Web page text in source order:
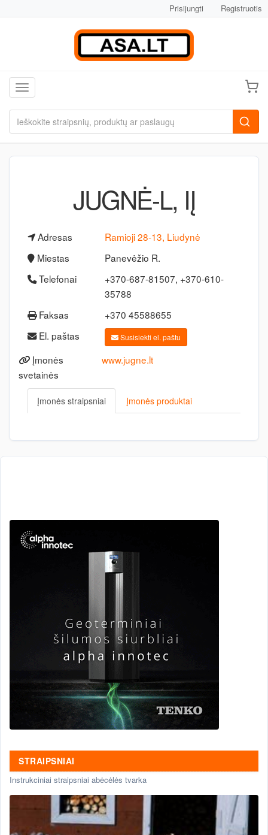
Prisijungti Registruotis
Toggle navigation
JUGNĖ-L, IĮ
Adresas
Ramioji 28-13, Liudynė
Miestas
Panevėžio R.
Telefonai
+370-687-81507, +370-610-
35788
Faksas
+370 45588655
El. paštas
Susisiekti el. paštu
Įmonės
svetainės
www.jugne.lt
Įmonės straipsniai Įmonės produktai
STRAIPSNIAI
Instrukciniai straipsniai abėcėlės tvarka